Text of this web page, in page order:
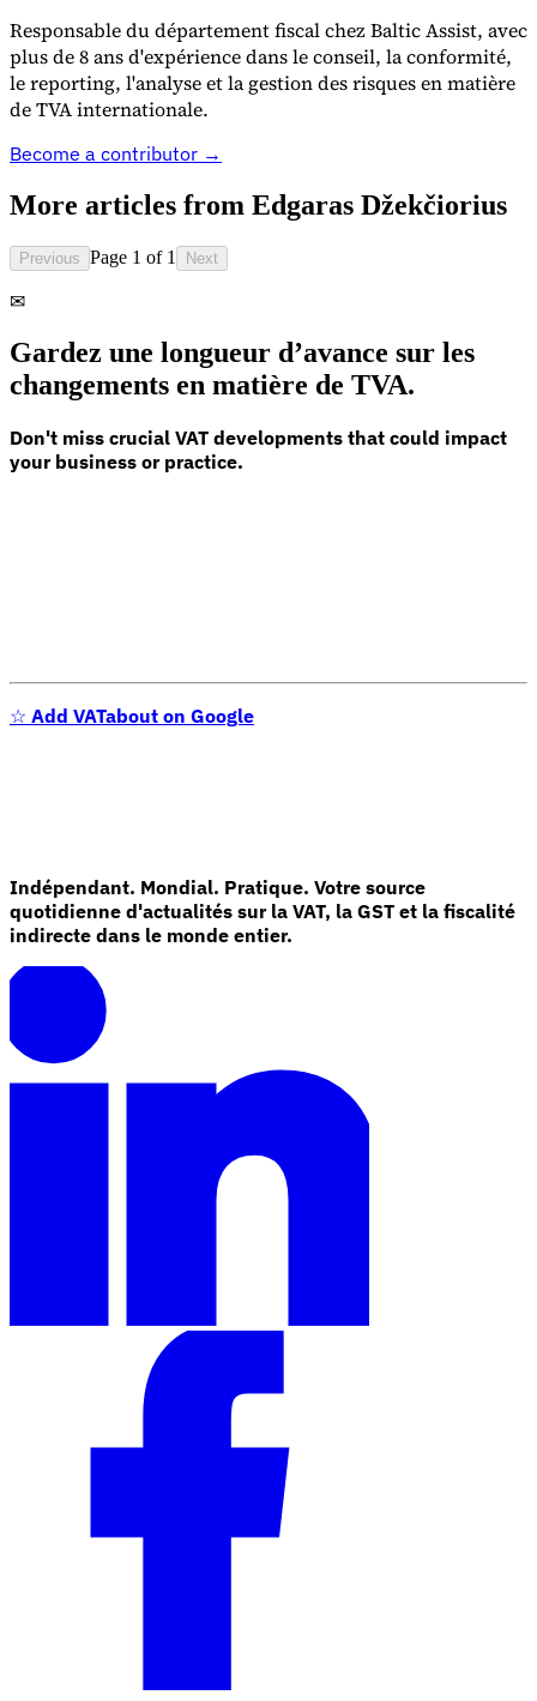
Outils
Calculateur de VAT
venteVérificateur de numéro de VAT
Suivi des obligations de
Choisir un expert
Responsable du département fiscal chez Baltic Assist, avec
plus de 8 ans d'expérience dans le conseil, la conformité,
le reporting, l'analyse et la gestion des risques en matière
de TVA internationale.
Become a contributor →
More articles from Edgaras Džekčiorius
Previous Page 1 of 1 Next
✉
Gardez une longueur d’avance sur les
changements en matière de TVA.
Don't miss crucial VAT developments that could impact
your business or practice.
☆ Add VATabout on Google
Indépendant. Mondial. Pratique. Votre source
quotidienne d'actualités sur la VAT, la GST et la fiscalité
indirecte dans le monde entier.